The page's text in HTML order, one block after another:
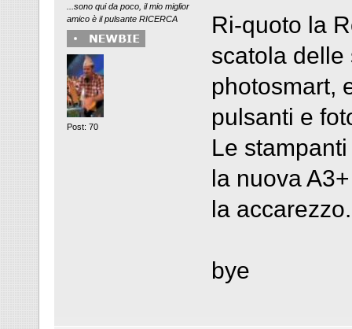
...sono qui da poco, il mio miglior
amico è il pulsante RICERCA
Post: 70
Ri-quoto la
scatola
photosmart,
pulsanti e
Le
la nuova
la
bye